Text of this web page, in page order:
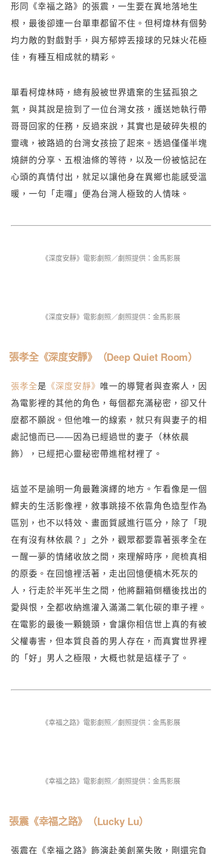
形同《幸福之路》的張震，一生要在異地落地生
根，最後卻連一台單車都留不住。但柯煒林有個勢
均力敵的對戲對手，與方郁婷丟接球的兄妹火花極
佳，有種互相成就的精彩。
單看柯煒林時，總有股被世界遺棄的生猛孤狼之
氣，與其說是撿到了一位台灣女孩，護送她執行帶
哥哥回家的任務，反過來說，其實也是破碎失根的
靈魂，被路過的台灣女孩撿了起來。透過僅僅半塊
燒餅的分享、五根油條的等待，以及一份被惦記在
心頭的真情付出，就足以讓他身在異鄉也能感受溫
暖，一句「走囉」便為台灣人極致的人情味。
《深度安靜》電影劇照／劇照提供：金馬影展
《深度安靜》電影劇照／劇照提供：金馬影展
張孝全《深度安靜》（Deep Quiet Room）
張孝全是 《深度安靜》 唯一的導覽者與查案人，因
為電影裡的其他的角色，每個都充滿秘密，卻又什
麼都不願說。但他唯一的線索，就只有與妻子的相
處記憶而已——因為已經過世的妻子（林依晨
飾），已經把心靈秘密帶進棺材裡了。
這並不是諭明一角最難演繹的地方。乍看像是一個
鰥夫的生活影像裡，敘事跳接不依靠角色造型作為
區別，也不以特效、畫面質感進行區分，除了「現
在有沒有林依晨？」之外，觀眾都要靠著張孝全在
ㄧ醒一夢的情緒收放之間，來理解時序，爬梳真相
的原委。在回憶裡活著，走出回憶便槁木死灰的
人，行走於半死半生之間，他將翻箱倒櫃後找出的
愛與恨，全都收納進灌入滿滿二氧化碳的車子裡。
在電影的最後一顆鏡頭，會讓你相信世上真的有被
父權毒害，但本質良善的男人存在，而真實世界裡
的「好」男人之極限，大概也就是這樣子了。
《幸福之路》電影劇照／劇照提供：金馬影展
《幸福之路》電影劇照／劇照提供：金馬影展
張震《幸福之路》（Lucky Lu）
張震在《幸福之路》飾演赴美創業失敗，剛還完負